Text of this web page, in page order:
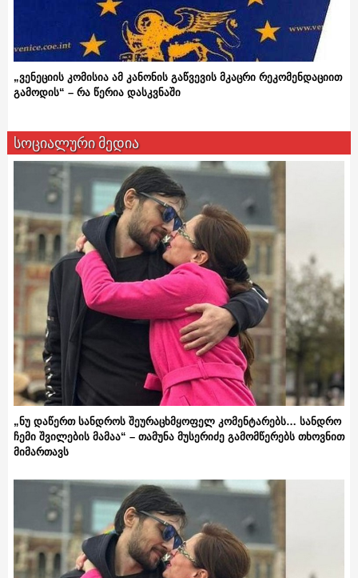
„ვენეციის კომისია ამ კანონის გაწვევის მკაცრი რეკომენდაციით
გამოდის“ – რა წერია დასკვნაში
სოციალური მედია
„ნუ დაწერთ სანდროს შეურაცხმყოფელ კომენტარებს… სანდრო
ჩემი შვილების მამაა“ – თამუნა მუსერიძე გამომწერებს თხოვნით
მიმართავს